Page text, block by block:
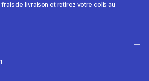
frais de livraison et retirez votre colis au